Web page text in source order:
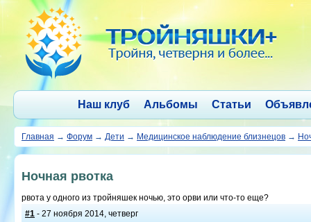
Наш клуб Альбомы Статьи
Главная → Форум → Дети → Медицинское наблюдение близнецов →
Ночная рвотка
рвота у одного из тройняшек ночью, это орви или что-то еще?
#1 - 27 ноября 2014, четверг